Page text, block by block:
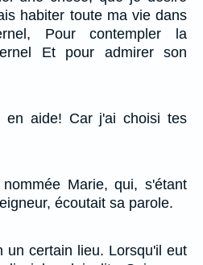
habiter toute ma vie dans
Pour contempler la
Et pour admirer son
aide! Car j'ai choisi tes
Marie, qui, s'étant
écoutait sa parole.
un certain lieu. Lorsqu'il eut